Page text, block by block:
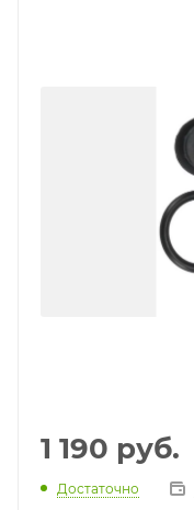
1 190 руб.
Достаточно